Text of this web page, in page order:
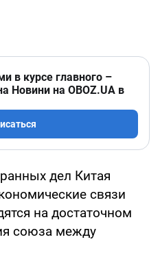
в курсе главного –
Новини на OBOZ.UA в
дел Китая
связи
на достаточном
союза между